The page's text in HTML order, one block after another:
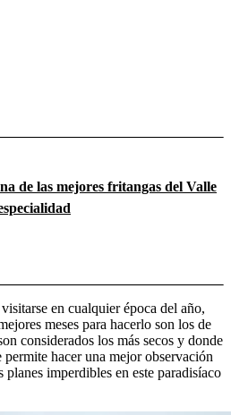
de las mejores fritangas del Valle
en cualquier época del año,
meses para hacerlo son los de
considerados los más secos y donde
hacer una mejor observación
planes imperdibles en este paradisíaco